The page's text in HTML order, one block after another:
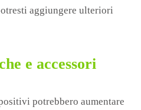
aggiungere ulteriori
e accessori
potrebbero aumentare